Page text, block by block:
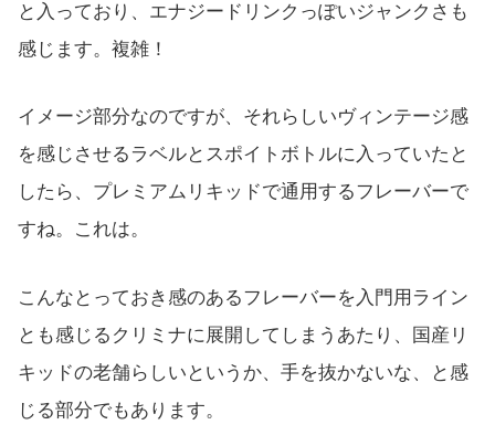
と入っており、エナジードリンクっぽいジャンクさも
感じます。複雑！
イメージ部分なのですが、それらしいヴィンテージ感
を感じさせるラベルとスポイトボトルに入っていたと
したら、プレミアムリキッドで通用するフレーバーで
すね。これは。
こんなとっておき感のあるフレーバーを入門用ライン
とも感じるクリミナに展開してしまうあたり、国産リ
キッドの老舗らしいというか、手を抜かないな、と感
じる部分でもあります。